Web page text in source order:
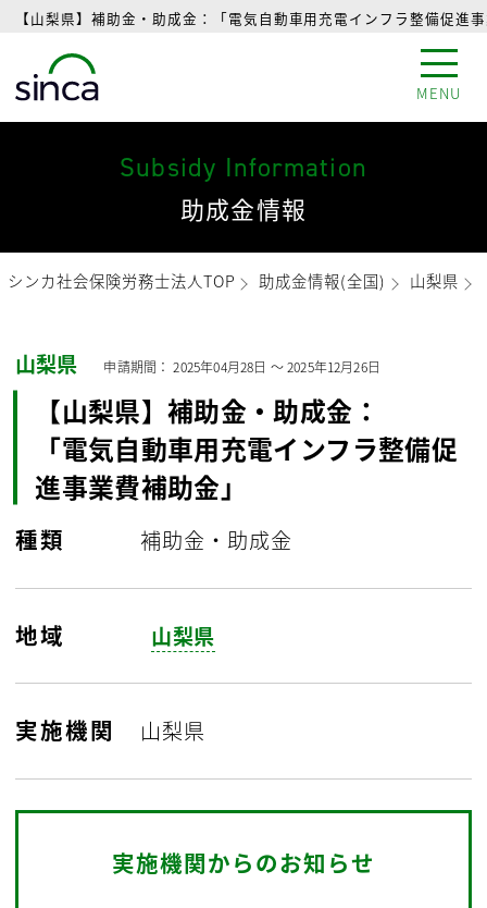
【山梨県】補助金・助成金：「電気自動車用充電インフラ整備促進
MENU
Subsidy Information
助成金情報
シンカ社会保険労務士法人TOP 助成金情報(全国) 山梨県
山梨県 申請期間：2025年04月28日 〜2025年12月26日
【山梨県】補助金・助成金：
「電気自動車用充電インフラ整備促
進事業費補助金」
種類 補助金・助成金
地域 山梨県
実施機関 山梨県
実施機関からのお知らせ